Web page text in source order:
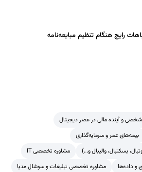
رایج هنگام تنظیم مبایعه‌نامه
شخصی و آینده مالی در عصر دیجیتال
بیمه‌های عمر و سرمایه‌گذاری
بسکتبال، والیبال و...)
مشاوره تخصصی IT
و داده‌ها
مشاوره تخصصی تبلیغات و سوشال مدیا